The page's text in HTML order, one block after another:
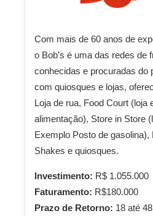
Com mais de 60 anos de
o Bob’s é uma das redes de
conhecidas e procuradas do
com quiosques e lojas,
Loja de rua, Food Court (loja
alimentação), Store in Store
Exemplo Posto de gasolina),
Shakes e quiosques.
Investimento: R$ 1.055.000
Faturamento: R$180.000
Prazo de Retorno: 18 até